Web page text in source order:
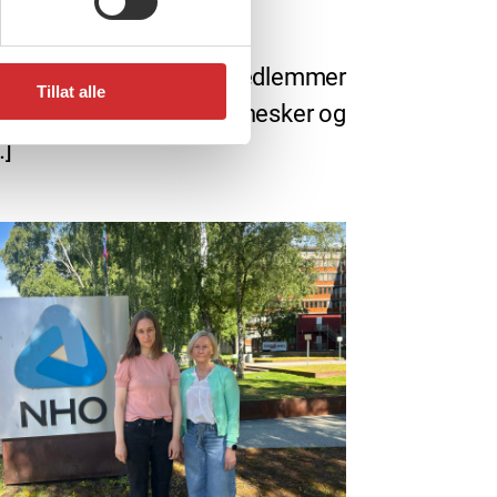
Tillat alle
fra FO
eneste dag bidrar FO-medlemmer
en forskjell for mennesker og